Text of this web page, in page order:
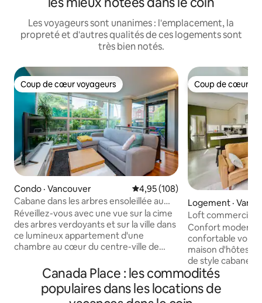
Les voyageurs sont unanimes : l'emplacement, la
propreté et d'autres qualités de ces logements sont
très bien notés.
Coup de cœur voyageurs
Coup de cœur voyageurs
Condo · Vancouver Note moyenne de 4,95 sur 5,
4,95 (108)
Cabane dans les arbres ensoleillée au
centre-ville, à deux pas d'English Bay
Réveillez-vous avec une vue sur la cime
des arbres verdoyants et sur la ville dans
ce lumineux appartement d'une
chambre au cœur du centre-ville de
près des fenêtres donnant sur la
verdure, préparez un bon repas dans la
cuisine entièrement équipée, puis
Coup de cœur
Coup de cœur
Logement ·
Loft commercial
Confort moderne
confortable vous
maison d'hôtes
de style cabane
l'espace idéal
une journée
maison
Canada Place : les commodités
populaires dans les locations de